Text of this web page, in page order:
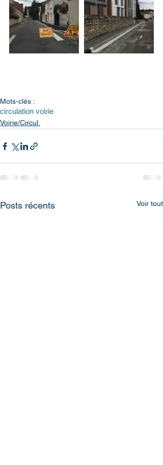
Mots-clés :
circulation voirie
Voirie/Circul.
Posts récents Voir tout